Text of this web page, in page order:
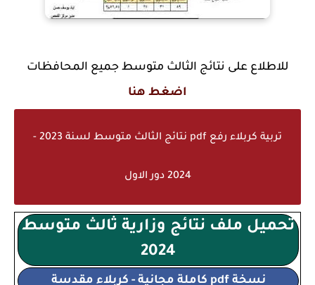
للاطلاع على نتائج الثالث متوسط جميع المحافظات
اضغط هنا
تربية كربلاء رفع pdf نتائج الثالث متوسط لسنة 2023 -
2024 دور الاول
تحميل ملف نتائج وزارية ثالث متوسط
2024
نسخة pdf كاملة مجانية - كربلاء مقدسة